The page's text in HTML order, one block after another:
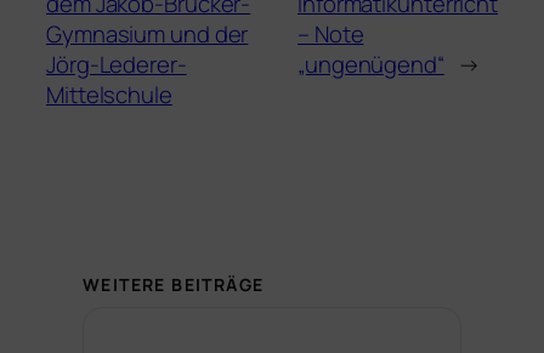
Gymnasium und der
Jörg-Lederer-
Mittelschule
– Note
„ungenügend“ →
WEITERE BEITRÄGE